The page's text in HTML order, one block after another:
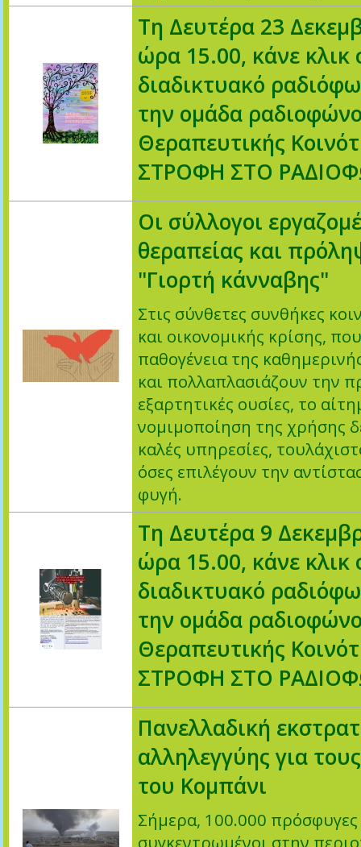
Τη Δευτέρα 23
ώρα 15.00, κάνε κλικ
διαδικτυακό
την ομάδα
Θεραπευτικής
ΣΤΡΟΦΗ ΣΤΟ
Οι σύλλογοι
θεραπείας και
"Γιορτή κάνναβης"
Στις σύνθετες συνθήκες
και οικονομικής κρίσης,
παθογένεια της
και πολλαπλασιάζουν την
εξαρτητικές ουσίες, το
νομιμοποίηση της χρήσης
καλές υπηρεσίες,
όσες επιλέγουν την
φυγή.
Τη Δευτέρα 9
ώρα 15.00, κάνε κλικ
διαδικτυακό
την ομάδα
Θεραπευτικής
ΣΤΡΟΦΗ ΣΤΟ
Πανελλαδική
αλληλεγγύης για
του Κομπάνι
Σήμερα, 100.000 πρόσφυγες
συγκεντρωμένοι στην